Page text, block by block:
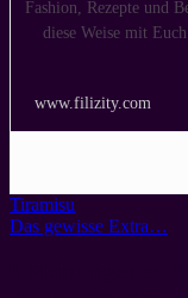
Fashion, Rezepte und
diese Weise mit
www.filizity.com
Tiramisu
Das gewisse Extra…